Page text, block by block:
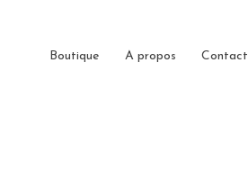
Boutique A propos Contact